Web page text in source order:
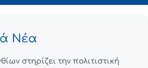
Νέα
στηρίζει την πολιτιστική